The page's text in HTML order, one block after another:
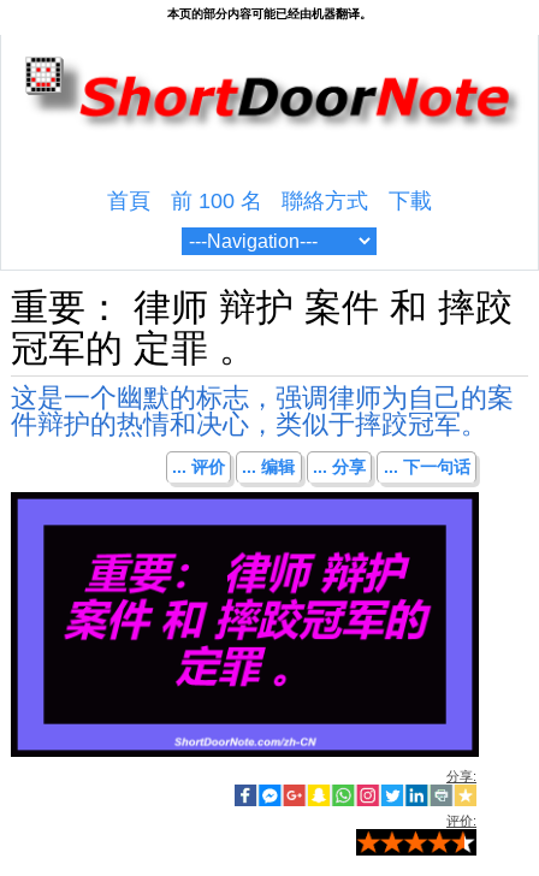
首頁 前 100 名 聯絡方式 下載
重要： 律师 辩护 案件 和 摔跤
冠军的 定罪 。
这是一个幽默的标志，强调律师为自己的案
件辩护的热情和决心，类似于摔跤冠军。
... 评价 ... 编辑 ... 分享 ... 下一句话
分享:
评价: